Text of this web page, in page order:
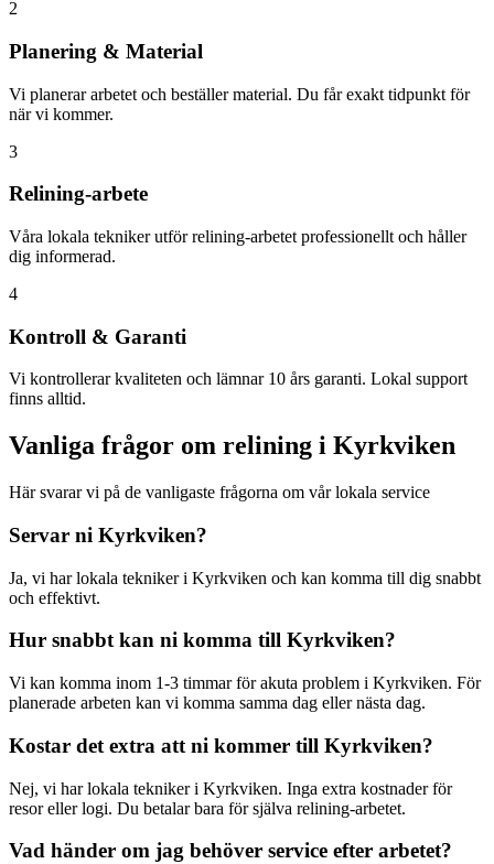
2
Planering & Material
Vi planerar arbetet och beställer material. Du får exakt tidpunkt för
när vi kommer.
3
Relining-arbete
Våra lokala tekniker utför relining-arbetet professionellt och håller
dig informerad.
4
Kontroll & Garanti
Vi kontrollerar kvaliteten och lämnar 10 års garanti. Lokal support
finns alltid.
Vanliga frågor om relining i Kyrkviken
Här svarar vi på de vanligaste frågorna om vår lokala service
Servar ni Kyrkviken?
Ja, vi har lokala tekniker i Kyrkviken och kan komma till dig snabbt
och effektivt.
Hur snabbt kan ni komma till Kyrkviken?
Vi kan komma inom 1-3 timmar för akuta problem i Kyrkviken. För
planerade arbeten kan vi komma samma dag eller nästa dag.
Kostar det extra att ni kommer till Kyrkviken?
Nej, vi har lokala tekniker i Kyrkviken. Inga extra kostnader för
resor eller logi. Du betalar bara för själva relining-arbetet.
Vad händer om jag behöver service efter arbetet?